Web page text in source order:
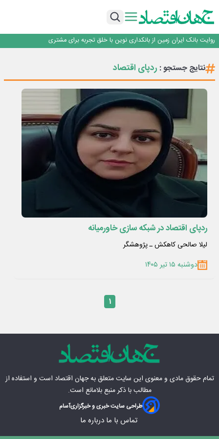
اجرای برنامه تحول بانک با تمرکز بر منابع پایدار، درآمدهای کارمزدی و بازسازی اعتماد
داد
روایت بانک ایران زمین از بانکداری نوین با خلق تجربه برای مشتری
سرپرست اداره کل روابط عمومی بیمه مرکزی منصوب شد
اجرای برنامه تحول بانک با تمرکز بر منابع پایدار، درآمدهای کارمزدی و بازسازی اعتماد
نتایج جستجو : ردپای اقتصاد
ردپای اقتصاد در شبکه سازی خاورمیانه
لیلا صالحی کاهکش ـ پژوهشگر
دوشنبه ۱۵ تیر ۱۴۰۵
۱
تمام حقوق مادی‌ و معنوی این سایت متعلق بهجهان اقتصاد است و استفاده از
مطالب با ذکر منبع بلامانع است.
طراحی سایت خبری و خبرگزاریآسام
تماس با ما درباره ما